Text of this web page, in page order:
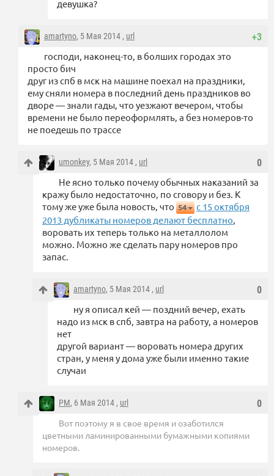
девушка?
+3
amartyno, 5 Мая 2014 , url
господи, наконец-то, в болших городах это
просто бич
друг из спб в мск на машине поехал на праздники,
ему сняли номера в последний день праздников во
дворе — знали гады, что уезжают вечером, чтобы
времени не было переоформлять, а без номеров-то
не поедешь по трассе
0
umonkey, 5 Мая 2014 , url
Не ясно только почему обычных наказаний за
кражу было недостаточно, по сговору и без. К
тому же уже была новость, что 54
с 15 октября
2013 дубликаты номеров делают бесплатно,
воровать их теперь только на металлолом
можно. Можно же сделать пару номеров про
запас.
0
amartyno, 5 Мая 2014 , url
ну я описал кей — поздний вечер, ехать
надо из мск в спб, завтра на работу, а номеров
нет
другой вариант — воровать номера других
стран, у меня у дома уже были именно такие
случаи
0
PM, 6 Мая 2014 , url
Вот поэтому я в свое время и озаботился
цветными ламинированными бумажными копиями
номеров.